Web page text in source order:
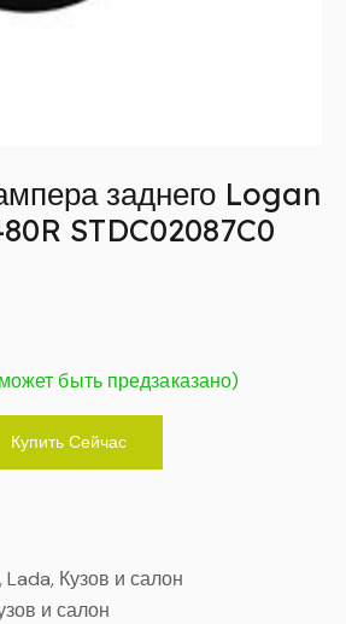
заднего Logan
STDC02087C0
быть предзаказано)
Купить Сейчас
Lada, Кузов и салон
и салон